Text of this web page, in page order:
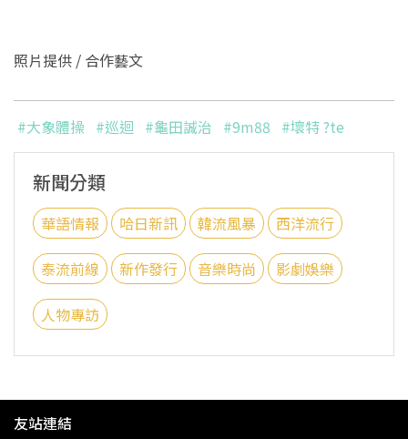
照片提供 / 合作藝文
#大象體操 #巡迴 #龜田誠治 #9m88 #壞特 ?te
新聞分類
華語情報 哈日新訊 韓流風暴 西洋流行
泰流前線 新作發行 音樂時尚 影劇娛樂
人物專訪
友站連結